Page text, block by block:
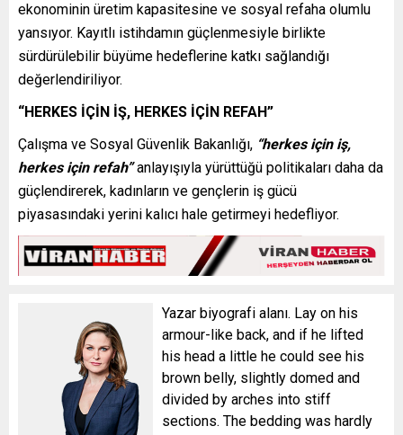
ekonominin üretim kapasitesine ve sosyal refaha olumlu
yansıyor. Kayıtlı istihdamın güçlenmesiyle birlikte
sürdürülebilir büyüme hedeflerine katkı sağlandığı
değerlendiriliyor.
“HERKES İÇİN İŞ, HERKES İÇİN REFAH”
Çalışma ve Sosyal Güvenlik Bakanlığı, “herkes için iş,
herkes için refah”anlayışıyla yürüttüğü politikaları daha da
güçlendirerek, kadınların ve gençlerin iş gücü
piyasasındaki yerini kalıcı hale getirmeyi hedefliyor.
Yazar biyografi alanı. Lay on his
armour-like back, and if he lifted
his head a little he could see his
brown belly, slightly domed and
divided by arches into stiff
sections. The bedding was hardly